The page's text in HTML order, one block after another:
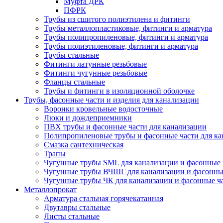
ПФРК
Трубы из сшитого полиэтилена и фитинги
Трубы металлопластиковые, фитинги и арматура
Трубы полипропиленовые, фитинги и арматура
Трубы полиэтиленовые, фитинги и арматура
Трубы стальные
Фитинги латунные резьбовые
Фитинги чугунные резьбовые
Фланцы стальные
Трубы и фитинги в изоляционной оболочке
Трубы, фасонные части и изделия для канализации
Воронки кровельные водосточные
Люки и дождеприемники
ПВХ трубы и фасонные части для канализации
Полипропиленовые трубы и фасонные части для
Смазка сантехническая
Трапы
Чугунные трубы SML для канализации и фасонные
Чугунные трубы ВЧШГ для канализации и
Чугунные трубы ЧК для канализации и фасонные
Металлопрокат
Арматура стальная горячекатанная
Двутавры стальные
Листы стальные